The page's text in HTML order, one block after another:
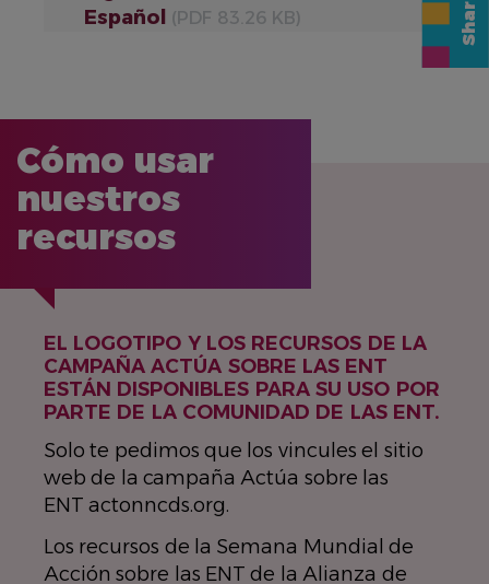
Español (PDF 83.26 KB)
Cómo usar
nuestros
recursos
EL LOGOTIPO Y LOS RECURSOS DE LA
CAMPAÑA ACTÚA SOBRE LAS ENT
ESTÁN DISPONIBLES PARA SU USO POR
PARTE DE LA COMUNIDAD DE LAS ENT.
Solo te pedimos que los vincules el sitio
web de la campaña Actúa sobre las
ENT actonncds.org.
Los recursos de la Semana Mundial de
Acción sobre las ENT de la Alianza de